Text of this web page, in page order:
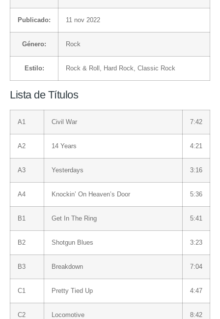
Publicado: 11 nov 2022
Género: Rock
Estilo: Rock & Roll Hard Rock Classic Rock
Lista de Títulos
A1 Civil War 7:42
A2 14 Years 4:21
A3 Yesterdays 3:16
A4 Knockin’ On Heaven’s Door 5:36
B1 Get In The Ring 5:41
B2 Shotgun Blues 3:23
B3 Breakdown 7:04
C1 Pretty Tied Up 4:47
C2 Locomotive 8:42